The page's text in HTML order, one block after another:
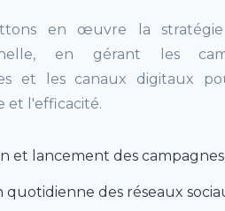
en œuvre la
en gérant les
et les canaux digitaux
et l'efficacité.
et lancement des campagnes
quotidienne des réseaux